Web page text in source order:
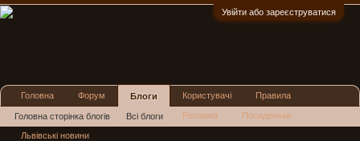
Увійти або зареєструватися
Головна Форум Блоги
Головна сторінка блогів Всі блоги
Користувачі Правила
Реклама Посиденьки
Львівські новини